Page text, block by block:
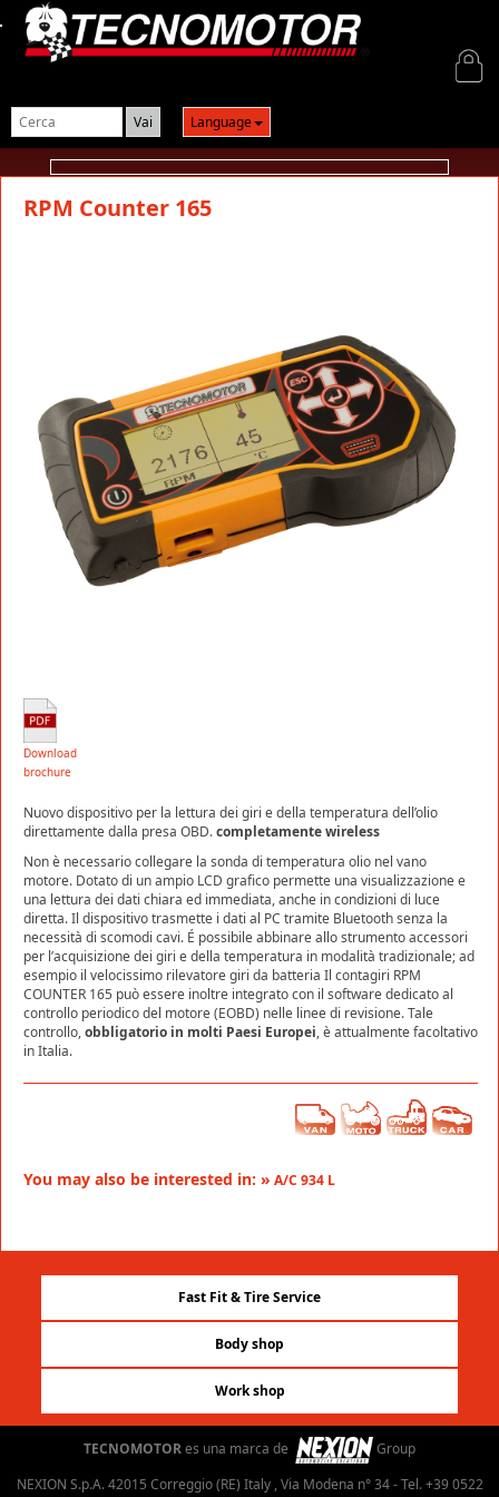
Language
Login
RPM Counter 165
Download
brochure
Nuovo dispositivo per la lettura dei giri e della temperatura dell’olio
direttamente dalla presa OBD.completamente wireless
Non è necessario collegare la sonda di temperatura olio nel vano
motore. Dotato di un ampio LCD grafico permette una visualizzazione e
una lettura dei dati chiara ed immediata, anche in condizioni di luce
diretta. Il dispositivo trasmette i dati al PC tramite Bluetooth senza la
necessità di scomodi cavi. É possibile abbinare allo strumento accessori
per l’acquisizione dei giri e della temperatura in modalità tradizionale; ad
esempio il velocissimo rilevatore giri da batteria Il contagiri RPM
COUNTER 165 può essere inoltre integrato con il software dedicato al
controllo periodico del motore (EOBD) nelle linee di revisione. Tale
controllo,obbligatorio in molti Paesi Europei, è attualmente facoltativo
in Italia.
You may also be interested in: » A/C 934 L
Fast Fit & Tire Service
Body shop
Work shop
TECNOMOTORes una marca de
Group
NEXION S.p.A. 42015 Correggio (RE) Italy , Via Modena n° 34 - Tel. +39 0522